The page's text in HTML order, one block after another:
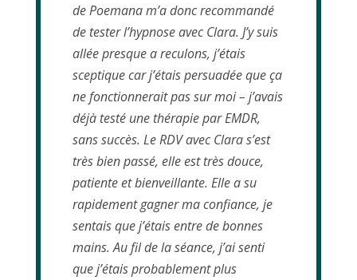
de Poemana m’a donc recommandé
de tester l’hypnose avec Clara. J’y suis
allée presque a reculons, j’étais
sceptique car j’étais persuadée que ça
ne fonctionnerait pas sur moi – j’avais
déjà testé une thérapie par EMDR,
sans succès. Le RDV avec Clara s’est
très bien passé, elle est très douce,
patiente et bienveillante. Elle a su
rapidement gagner ma confiance, je
sentais que j’étais entre de bonnes
mains. Au fil de la séance, j’ai senti
que j’étais probablement plus